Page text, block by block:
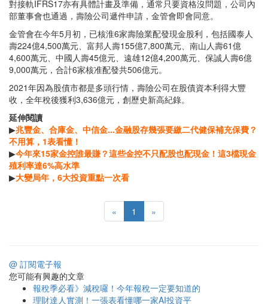
對接軌IFRS17亦有具體計畫及準備，通常只要資格沒問題，公司內
部董事會也通過，壽險公司遞件申請，金管會即會同意。
金管會在今年5月初，已核淮6家壽險業配發現金股利，包括國泰人
壽224億4,500萬元、富邦人壽155億7,800萬元、南山人壽61億
4,600萬元、中國人壽45億元、遠雄12億4,200萬元、保誠人壽6億
9,000萬元，合計6家核准配發共506億元。
2021年因為股債市都是多頭行情，壽險公司在股債資本利得大豐
收，全年稅後獲利3,636億元，創歷史新高紀錄。
延伸閱讀
▶兆豐金、合庫金、中信金...金融股存幾張要繳二代健保補充保費？
不用算，1表看懂！
▶今年來15家金控誰最賺？這些金控不只配股也配現金！這3檔現金
殖利率達6%高水準
▶大變局年，6大投資重點一次看
« 1 »
@ 訂閱電子報
您可能有興趣的文章
報稅季必看》減稅囉！今年報稅一定要知道的
理財達人實測！一張表看懂哪一家AI投資平